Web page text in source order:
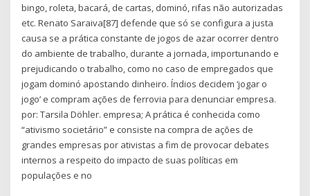
bingo, roleta, bacará, de cartas, dominó, rifas não autorizadas
etc. Renato Saraiva[87] defende que só se configura a justa
causa se a prática constante de jogos de azar ocorrer dentro
do ambiente de trabalho, durante a jornada, importunando e
prejudicando o trabalho, como no caso de empregados que
jogam dominó apostando dinheiro. Índios decidem ‘jogar o
jogo’ e compram ações de ferrovia para denunciar empresa.
por: Tarsila Döhler. empresa; A prática é conhecida como
“ativismo societário” e consiste na compra de ações de
grandes empresas por ativistas a fim de provocar debates
internos a respeito do impacto de suas políticas em
populações e no